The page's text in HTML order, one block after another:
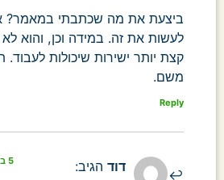
ביצעת את מה שכתבתי במאמר?
לעשות את זה. במידה וכן, והוא
קצת יותר ישירות שיכולות לעבוד.
משם.
Reply
דוד הגיב: 5 בספטמבר 2018 בשעה 13:20